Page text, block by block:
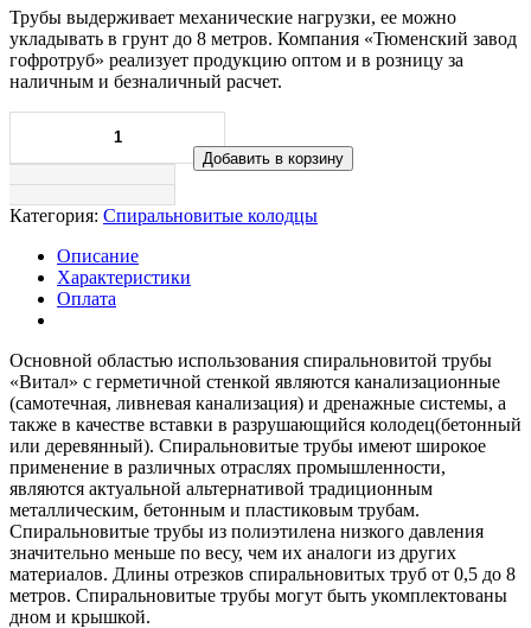
Трубы выдерживает механические нагрузки, ее можно
укладывать в грунт до 8 метров. Компания «Тюменский завод
гофротруб» реализует продукцию оптом и в розницу за
наличным и безналичный расчет.
Добавить в корзину
Категория: Спиральновитые колодцы
Описание
Характеристики
Оплата
Основной областью использования спиральновитой трубы
«Витал» с герметичной стенкой являются канализационные
(самотечная, ливневая канализация) и дренажные системы, а
также в качестве вставки в разрушающийся колодец(бетонный
или деревянный). Спиральновитые трубы имеют широкое
применение в различных отраслях промышленности,
являются актуальной альтернативой традиционным
металлическим, бетонным и пластиковым трубам.
Спиральновитые трубы из полиэтилена низкого давления
значительно меньше по весу, чем их аналоги из других
материалов. Длины отрезков спиральновитых труб от 0,5 до 8
метров. Спиральновитые трубы могут быть укомплектованы
дном и крышкой.